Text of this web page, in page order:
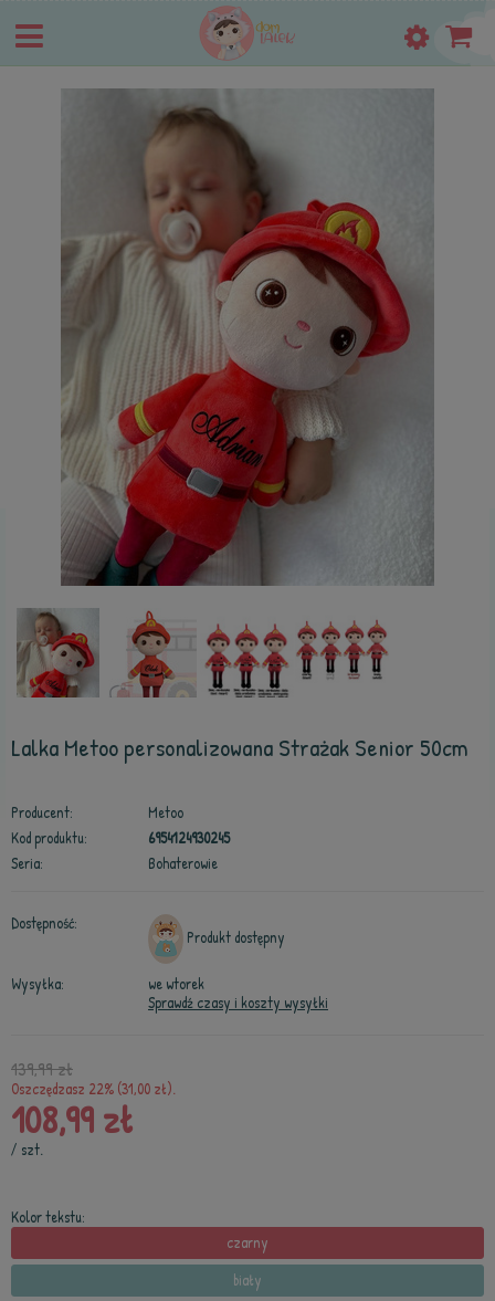
Lalka Metoo personalizowana Strażak Senior 50cm
Producent:
Metoo
Kod produktu:
6954124930245
Seria:
Bohaterowie
Dostępność:
Produkt dostępny
Wysyłka:
we wtorek
Sprawdź czasy i koszty wysyłki
139,99 zł
Oszczędzasz 22% (31,00 zł).
108,99 zł
/ szt.
Kolor tekstu:
czarny
biały